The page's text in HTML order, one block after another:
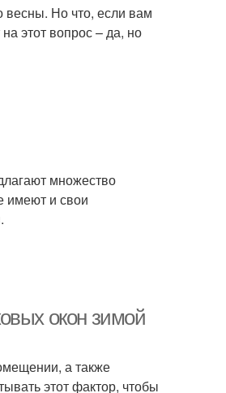
весны. Но что, если вам
этот вопрос – да, но
множество
имеют и свои
окон зимой
а также
этот фактор, чтобы